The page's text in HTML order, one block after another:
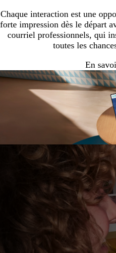
Chaque interaction est une
forte impression dès le départ
courriel professionnels, qui
toutes les
En
Loading